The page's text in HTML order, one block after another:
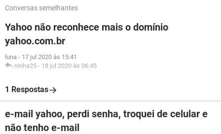
Conversas semelhantes
Yahoo não reconhece mais o domínio
yahoo.com.br
luna - 17 jul 2020 às 15:41
ninha25 - 18 jul 2020 às 06:45
1 Respostas
e-mail yahoo, perdi senha, troquei de celular e
não tenho e-mail